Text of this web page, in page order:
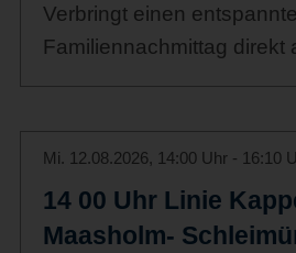
Verbringt einen
Familiennachmittag direkt
Mi. 12.08.2026, 14:00 Uhr - 16:10
14 00 Uhr Linie
Maasholm-